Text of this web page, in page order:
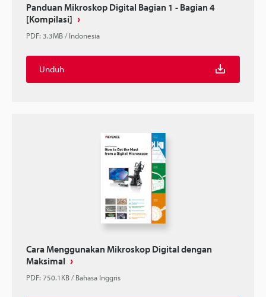
Panduan Mikroskop Digital Bagian 1 - Bagian 4
[Kompilasi]
PDF: 3.3MB/Indonesia
Unduh
Cara Menggunakan Mikroskop Digital dengan
Maksimal
PDF: 750.1KB/Bahasa Inggris